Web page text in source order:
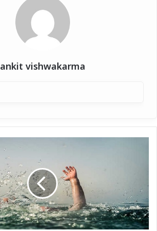
ankit vishwakarma